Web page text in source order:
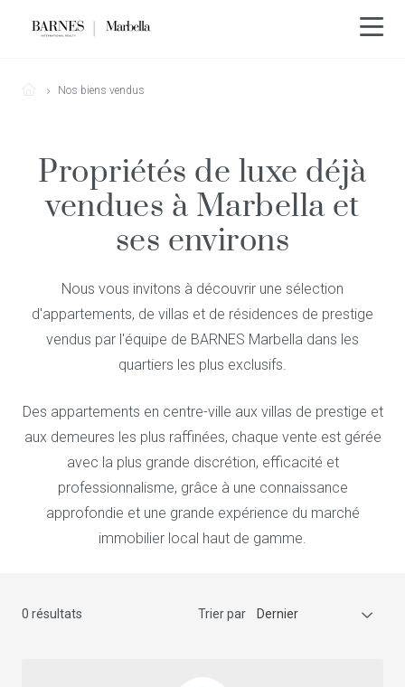
Nos biens vendus
Propriétés de luxe déjà
vendues à Marbella et
ses environs
Nous vous invitons à découvrir une sélection
d'appartements, de villas et de résidences de prestige
vendus par l'équipe de BARNES Marbella dans les
quartiers les plus exclusifs.
Des appartements en centre-ville aux villas de prestige et
aux demeures les plus raffinées, chaque vente est gérée
avec la plus grande discrétion, efficacité et
professionnalisme, grâce à une connaissance
approfondie et une grande expérience du marché
immobilier local haut de gamme.
0 résultats Trier par Dernier